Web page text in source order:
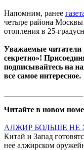
Напомним, ранее
четыре района Москвы
отопления в 25-
Уважаемые читатели
секретно»!
подписывайтесь на
все самое интересное.
Читайте в новом
АЛЖИР БОЛЬШЕ НЕ
Китай и Запад
нее алжирском